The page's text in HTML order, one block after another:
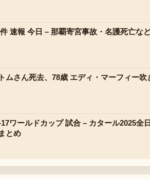
速報 今日 – 那覇寄宮事故・名護死亡な
ムさん死去、78歳 エディ・マーフィー吹
17ワールドカップ 試合 – カタール2025全
とめ